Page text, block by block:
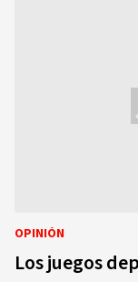
OPINIÓN
Los juegos